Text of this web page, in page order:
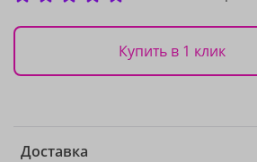
Купить в 1 клик
Доставка